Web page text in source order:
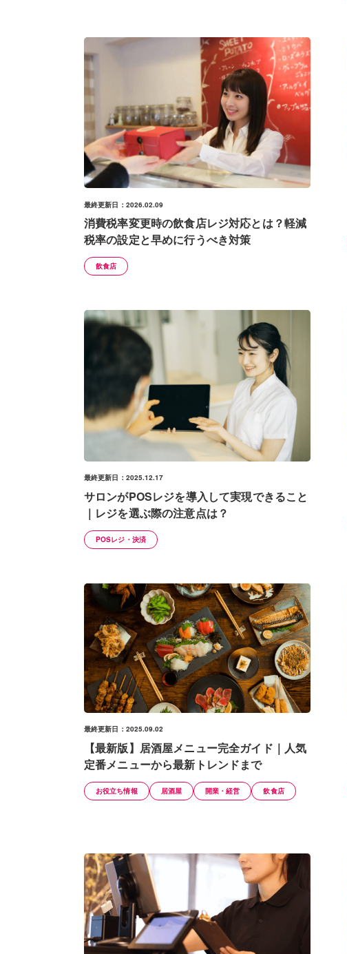
最終更新日：2026.02.09
消費税率変更時の飲食店レジ対応とは？軽減
税率の設定と早めに行うべき対策
飲食店
最終更新日：2025.12.17
サロンがPOSレジを導入して実現できること
｜レジを選ぶ際の注意点は？
POSレジ・決済
最終更新日：2025.09.02
【最新版】居酒屋メニュー完全ガイド｜人気
定番メニューから最新トレンドまで
お役立ち情報 居酒屋 開業・経営 飲食店